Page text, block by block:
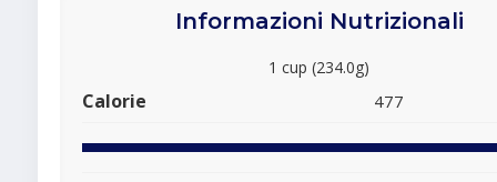
Informazioni Nutrizionali
1 cup (234.0g)
Calorie 477